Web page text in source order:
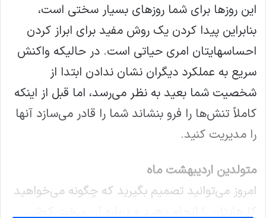
این روزها برای شما روزهای بسیار سختی است،
بنابراین پیدا کردن یک روش مفید برای ابراز کردن
احساسهایتان امری حیاتی است. در حالیکه واکنش
سریع به عملکرد دیگران نشان ندادن ابتدا از
شخصیت شما بعید به نظر می‌رسد، اما قبل از اینکه
کاملاً تنش‌ها را فرو بنشاند شما را قادر می‌سازد آنها
را مدیریت کنید.
متولدین اردیبهشت ماه
امروز می‌توانید تصمیم بگیرید که چگونه می‌خواهید